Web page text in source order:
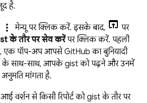
है.
more_vert मेन्यू पर क्लिक करें. इसके बाद,
पर
के तौर पर सेव करेंपर क्लिक करें. पहली
एक पॉप-अप आपसे GitHub का बुनियादी
के साथ-साथ, आपके gist को पढ़ने और उनमें
मांगता है.
वर्शन से किसी रिपोर्ट को gist के तौर पर